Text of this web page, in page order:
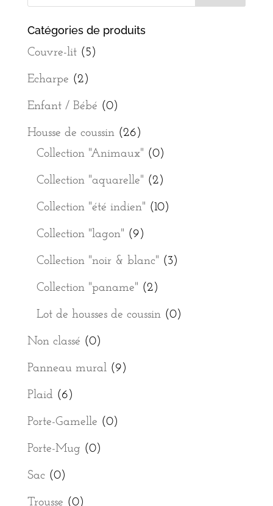
Catégories de produits
Couvre-lit (5)
Echarpe (2)
Enfant / Bébé (0)
Housse de coussin (26)
Collection "Animaux" (0)
Collection "aquarelle" (2)
Collection "été indien" (10)
Collection "lagon" (9)
Collection "noir & blanc" (3)
Collection "paname" (2)
Lot de housses de coussin (0)
Non classé (0)
Panneau mural (9)
Plaid (6)
Porte-Gamelle (0)
Porte-Mug (0)
Sac (0)
Trousse (0)